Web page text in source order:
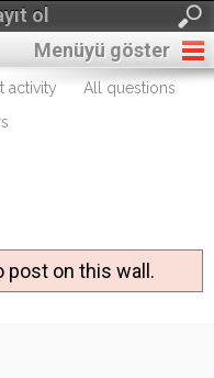
ol
Menüyü göster
activity
All questions
post on this wall.